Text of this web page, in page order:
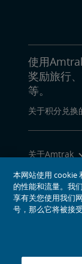
使用
奖励旅行
等。
关于积分兑换
关于Amtrak
乘坐Amtrak
网站工具
Amtrak的Amtrak
本网站使用 cookie
的性能和流量。我
享有关您使用我们
号，那么它将被接